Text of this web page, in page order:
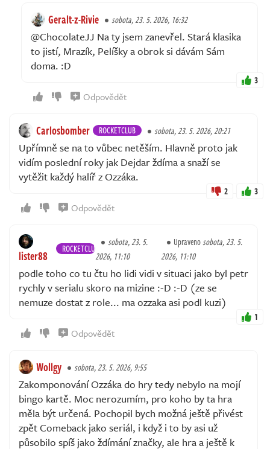
Geralt-z-Rivie sobota, 23. 5. 2026, 16:32
@ChocolateJJ Na ty jsem zanevřel. Stará klasika
to jistí, Mrazík, Pelíšky a obrok si dávám Sám
doma. :D
3
Odpovědět
Carlosbomber ROCKETCLUB sobota, 23. 5. 2026, 20:21
Upřímně se na to vůbec netěším. Hlavně proto jak
vidím poslední roky jak Dejdar ždíma a snaží se
vytěžit každý halíř z Ozzáka.
2 3
Odpovědět
lister88 ROCKETCLUB
sobota, 23. 5.
2026, 11:10
Upravenosobota, 23. 5.
2026, 11:10
podle toho co tu čtu ho lidi vidi v situaci jako byl petr
rychly v serialu skoro na mizine :-D :-D (ze se
nemuze dostat z role... ma ozzaka asi podl kuzi)
1
Odpovědět
Wollgy sobota, 23. 5. 2026, 9:55
Zakomponování Ozzáka do hry tedy nebylo na mojí
bingo kartě. Moc nerozumím, pro koho by ta hra
měla být určená. Pochopil bych možná ještě přivést
zpět Comeback jako seriál, i když i to by asi už
působilo spíš jako ždímání značky, ale hra a ještě k